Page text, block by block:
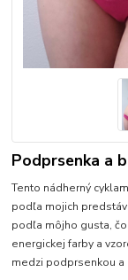
Podprsenka a
Tento nádherný
podľa mojich
podľa môjho gusta,
energickej farby a
medzi podprsenkou a